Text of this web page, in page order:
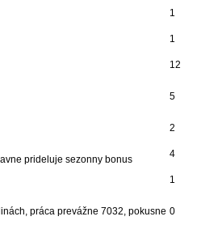
1
1
12
5
2
prideluje sezonny bonus
4
1
práca prevážne 7032, pokusne 0